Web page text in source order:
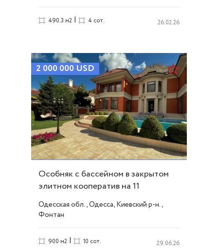
490.3 м2 | 4 сот. 26.02.26
2 000 000 USD
Особняк с бассейном в закрытом
элитном кооператив на 11
ст.Б.Фонтана. ID 8
Одесская обл., Одесса, Киевский р-н.,
Фонтан
900 м2 | 10 сот. 29.06.26